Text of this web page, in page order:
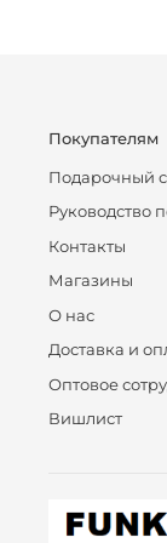
Покупателям
Подарочный
Руководство
Контакты
Магазины
О нас
Доставка и
Оптовое
Вишлист